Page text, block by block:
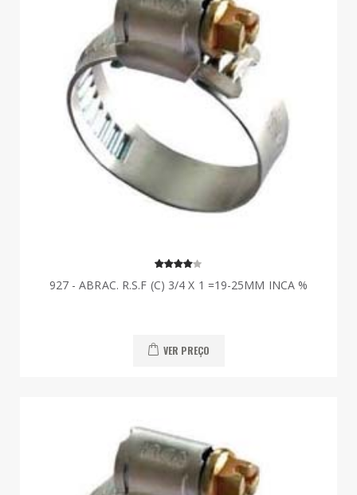
927 - ABRAC. R.S.F (C) 3/4 X 1 =19-25MM INCA %
VER PREÇO